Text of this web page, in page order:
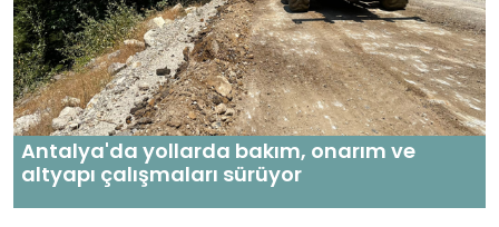
Antalya'da yollarda bakım, onarım ve
altyapı çalışmaları sürüyor